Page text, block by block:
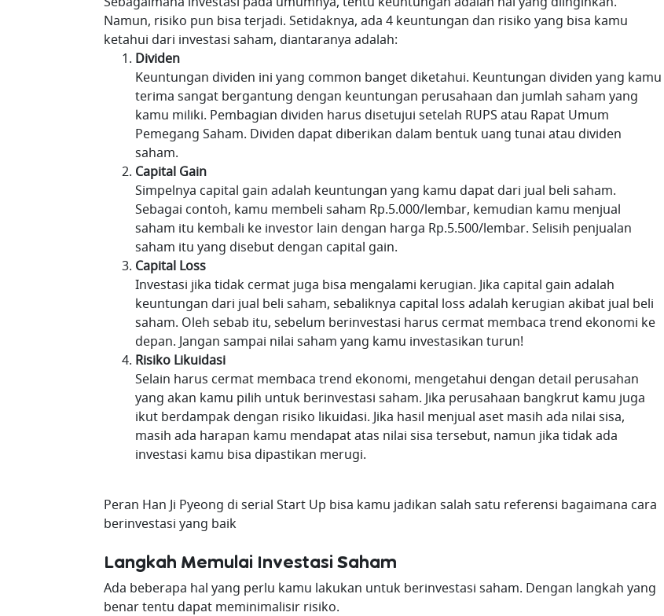
Namun, risiko pun bisa terjadi. Setidaknya, ada 4 keuntungan dan risiko yang bisa kamu
ketahui dari investasi saham, diantaranya adalah:
Dividen
Keuntungan dividen ini yang common banget diketahui. Keuntungan dividen yang kamu
terima sangat bergantung dengan keuntungan perusahaan dan jumlah saham yang
kamu miliki. Pembagian dividen harus disetujui setelah RUPS atau Rapat Umum
Pemegang Saham. Dividen dapat diberikan dalam bentuk uang tunai atau dividen
saham.
Capital Gain
Simpelnya capital gain adalah keuntungan yang kamu dapat dari jual beli saham.
Sebagai contoh, kamu membeli saham Rp.5.000/lembar, kemudian kamu menjual
saham itu kembali ke investor lain dengan harga Rp.5.500/lembar. Selisih penjualan
saham itu yang disebut dengan capital gain.
Capital Loss
Investasi jika tidak cermat juga bisa mengalami kerugian. Jika capital gain adalah
keuntungan dari jual beli saham, sebaliknya capital loss adalah kerugian akibat jual beli
saham. Oleh sebab itu, sebelum berinvestasi harus cermat membaca trend ekonomi ke
depan. Jangan sampai nilai saham yang kamu investasikan turun!
Risiko Likuidasi
Selain harus cermat membaca trend ekonomi, mengetahui dengan detail perusahan
yang akan kamu pilih untuk berinvestasi saham. Jika perusahaan bangkrut kamu juga
ikut berdampak dengan risiko likuidasi. Jika hasil menjual aset masih ada nilai sisa,
masih ada harapan kamu mendapat atas nilai sisa tersebut, namun jika tidak ada
investasi kamu bisa dipastikan merugi.
Peran Han Ji Pyeong di serial Start Up bisa kamu jadikan salah satu referensi bagaimana cara
berinvestasi yang baik
Langkah Memulai Investasi Saham
Ada beberapa hal yang perlu kamu lakukan untuk berinvestasi saham. Dengan langkah yang
benar tentu dapat meminimalisir risiko.